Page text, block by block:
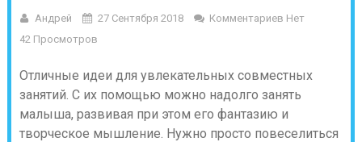
Андрей 27 Сентября 2018
Комментариев Нет
42 Просмотров
Отличные идеи для увлекательных совместных
занятий. С их помощью можно надолго занять
малыша, развивая при этом его фантазию и
творческое мышление. Нужно просто повеселиться